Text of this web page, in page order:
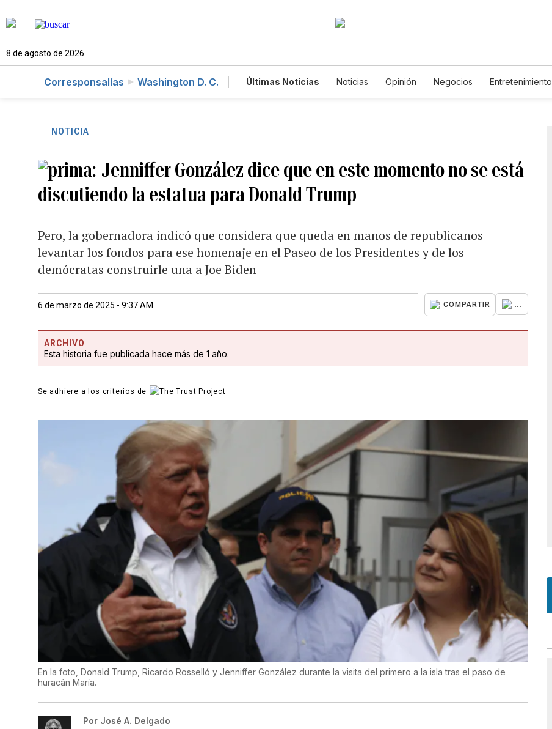
8 de agosto de 2026
Corresponsalías Washington D. C. Últimas Noticias Noticias Opinión Negocios Entretenimiento
NOTICIA
Jenniffer González dice que en este momento no se está
discutiendo la estatua para Donald Trump
Pero, la gobernadora indicó que considera que queda en manos de republicanos
levantar los fondos para ese homenaje en el Paseo de los Presidentes y de los
demócratas construirle una a Joe Biden
6 de marzo de 2025 - 9:37 AM COMPARTIR ...
ARCHIVO
Esta historia fue publicada hace más de 1 año.
Se adhiere a los criterios de
En la foto, Donald Trump, Ricardo Rosselló y Jenniffer González durante la visita del primero a la isla tras el paso de
huracán María.
Por José A. Delgado